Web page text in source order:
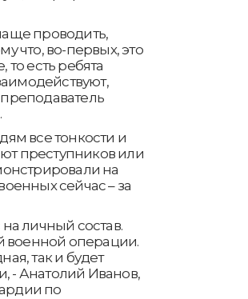
проводить,
что, во-первых, это
то есть ребята
все тонкости и
преступников или
на
сейчас – за
личный состав.
военной операции.
так и будет
- Анатолий Иванов,
по